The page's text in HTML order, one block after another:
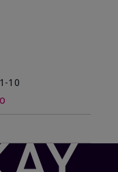
1-10